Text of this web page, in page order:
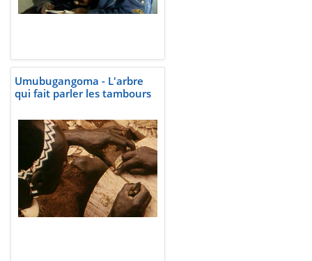
Umubugangoma - L'arbre
qui fait parler les tambours